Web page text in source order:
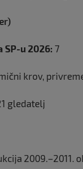
SP-u 2026: 7
krov,
gledatelj
2009.–2011.